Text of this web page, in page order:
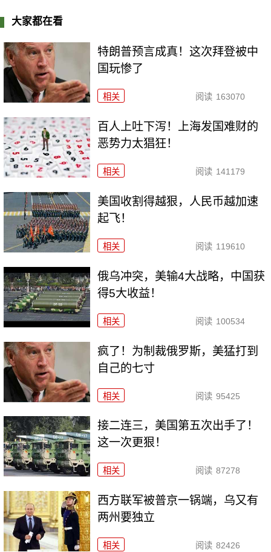
大家都在看
特朗普预言成真！这次拜登被中
国玩惨了
相关 阅读 163070
百人上吐下泻！上海发国难财的
恶势力太猖狂！
相关 阅读 141179
美国收割得越狠，人民币越加速
起飞！
相关 阅读 119610
俄乌冲突，美输4大战略，中国获
得5大收益！
相关 阅读 100534
疯了！为制裁俄罗斯，美猛打到
自己的七寸
相关 阅读 95425
接二连三，美国第五次出手了！
这一次更狠！
相关 阅读 87278
西方联军被普京一锅端，乌又有
两州要独立
相关 阅读 82426